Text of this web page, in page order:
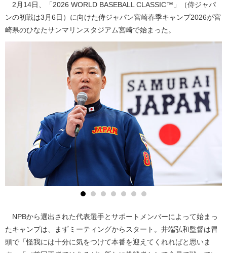
2月14日、「2026 WORLD BASEBALL CLASSIC™」（侍ジャパ
ンの初戦は3月6日）に向けた侍ジャパン宮崎春季キャンプ2026が宮
崎県のひなたサンマリンスタジアム宮崎で始まった。
NPBから選出された代表選手とサポートメンバーによって始まっ
たキャンプは、まずミーティングからスタート。井端弘和監督は冒
頭で「怪我には十分に気をつけて本番を迎えてくれればと思いま